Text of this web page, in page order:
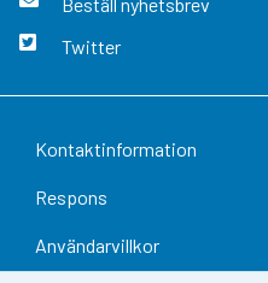
Twitter
Kontaktinformation
Respons
Användarvillkor